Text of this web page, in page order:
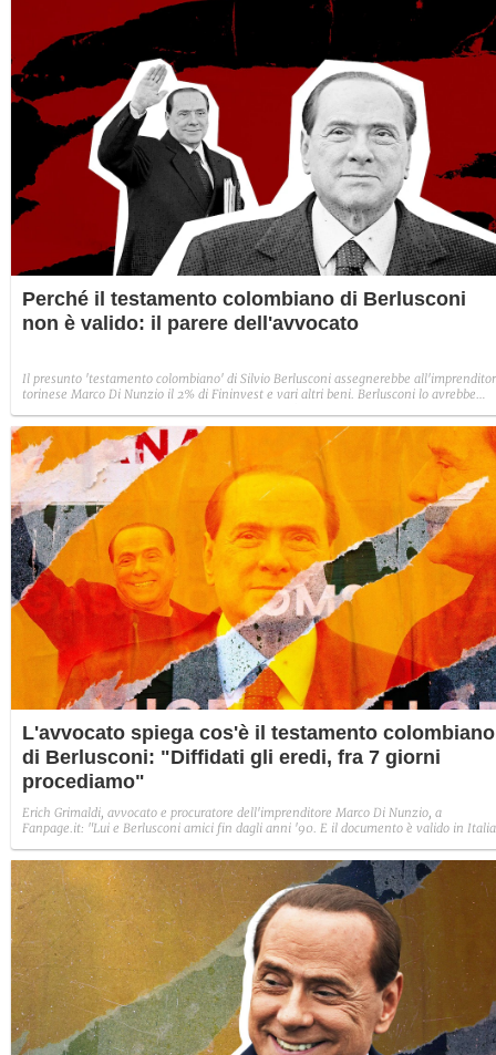
Perché il testamento colombiano di Berlusconi
non è valido: il parere dell'avvocato
Il presunto 'testamento colombiano' di Silvio Berlusconi assegnerebbe
torinese Marco Di Nunzio il 2% di Fininvest e vari altri beni. Berlusconi lo avrebbe
successioni che sta affrontando un caso simile - proprio contro Di Nunzio - ha
spiegato a Fanpage.it quali sarebbero i buchi nel caso, dal punto di vista legale.
L'avvocato spiega cos'è il testamento colombiano
di Berlusconi: "Diffidati gli eredi, fra 7 giorni
procediamo"
Erich Grimaldi, avvocato e procuratore dell'imprenditore Marco Di Nunzio, a
Fanpage.it: "Lui e Berlusconi amici fin dagli anni '90. E il documento è valido in